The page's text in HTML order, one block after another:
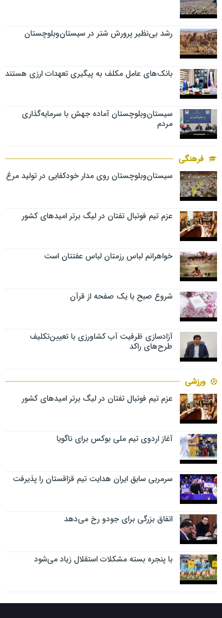
رشد بی‌نظیر پرورش شتر در سیستان‌وبلوچستان
بانک‌های عامل مکلف به پیگیری تعهدات ارزی هستند
سیستان‌وبلوچستان آماده جهش با سرمایه‌گذاری
مردم
فرهنگی
سیستان‌وبلوچستان روی مدار خودکفایی در تولید مرغ
عزم تیم فوتبال تفتان در لیگ برتر امیدهای کشور
خواهرانم لباس رزمتان لباس عفتتان است
شروع صبح با یک صفحه از قرآن
آزادسازی ظرفیت آب کشاورزی با تعیین‌تکلیف
طرح‌های راکد
ورزشی
عزم تیم فوتبال تفتان در لیگ برتر امیدهای کشور
آغاز اردوی تیم ملی بوکس برای ناگویا
سرمربی سابق ایران هدایت تیم قزاقستان را پذیرفت
اتفاق بزرگی برای جودو رخ می‌دهد
با پنجره بسته مشکلات استقلال زیاد می‌شود